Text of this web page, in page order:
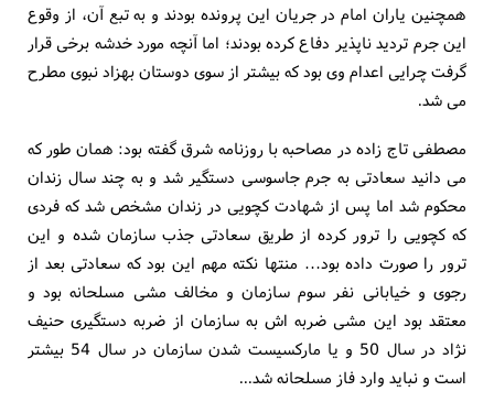
همچنین یاران امام در جریان این پرونده بودند و به تبع آن، از وقوع
این جرم تردید ناپذیر دفاع کرده بودند؛ اما آنچه مورد خدشه برخی قرار
گرفت چرایی اعدام وی بود که بیشتر از سوی دوستان بهزاد نبوی مطرح
می شد.
مصطفی تاج زاده در مصاحبه با روزنامه شرق گفته بود: همان طور که
مى دانید سعادتى به جرم جاسوسى دستگیر شد و به چند سال زندان
محکوم شد اما پس از شهادت کچویى در زندان مشخص شد که فردى
که کچویى را ترور کرده از طریق سعادتى جذب سازمان شده و این
ترور را صورت داده بود… منتها نکته مهم این بود که سعادتى بعد از
رجوى و خیابانى نفر سوم سازمان و مخالف مشى مسلحانه بود و
معتقد بود این مشى ضربه اش به سازمان از ضربه دستگیرى حنیف
نژاد در سال 50 و یا مارکسیست شدن سازمان در سال 54 بیشتر
است و نباید وارد فاز مسلحانه شد...